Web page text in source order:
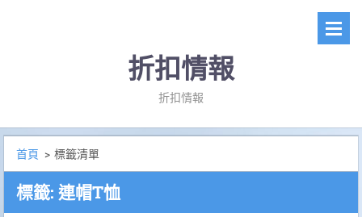
折扣情報
折扣情報
首頁 > 標籤清單
標籤: 連帽T恤